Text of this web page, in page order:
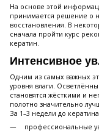
На основе этой
принимается решение о
восстановления. В
сначала пройти курс
кератин.
Интенсивное
Одним из самых важных
уровня влаги.
становятся жёсткими и
полотно значительно
За 1–3 недели до
профессиональные